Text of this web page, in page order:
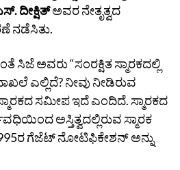
ದೀಕ್ಷಿತ್‌ಅವರ ನೇತೃತ್ವದ
ನಡೆಸಿತು.
ಸಿಜೆ ಅವರು “ಸಂರಕ್ಷಿತ ಸ್ಮಾರಕದಲ್ಲಿ
ಎಲ್ಲಿದೆ? ನೀವು ನೀಡಿರುವ
ಸಮೀಪ ಇದೆ ಎಂದಿದೆ. ಸ್ಮಾರಕದ
ಅಸ್ತಿತ್ವದಲ್ಲಿರುವ ಸ್ಮಾರಕ
ಗೆಜೆಟ್‌ ನೋಟಿಫಿಕೇಶನ್‌ ಅನ್ನು